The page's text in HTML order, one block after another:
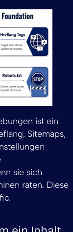
ist ein
Sitemaps,
sie sich
raten. Diese